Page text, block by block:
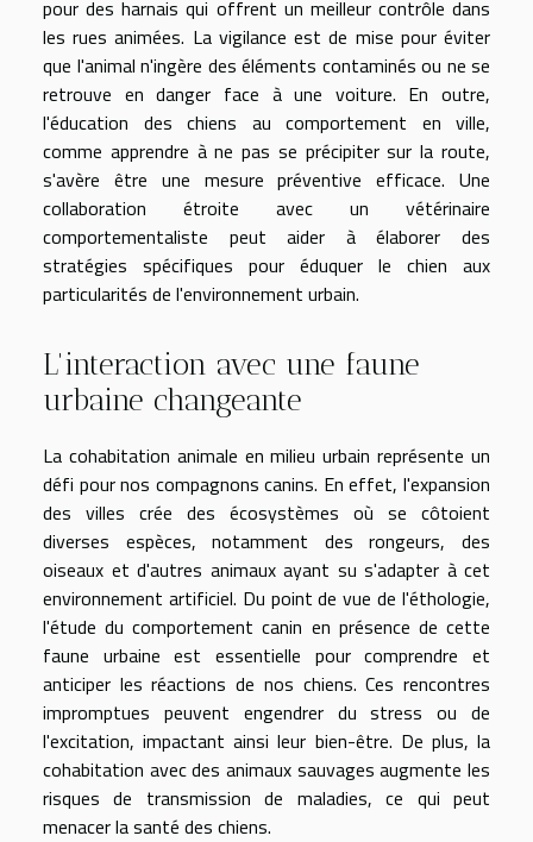
pour des harnais qui offrent un meilleur contrôle dans
les rues animées. La vigilance est de mise pour éviter
que l'animal n'ingère des éléments contaminés ou ne se
retrouve en danger face à une voiture. En outre,
l'éducation des chiens au comportement en ville,
comme apprendre à ne pas se précipiter sur la route,
s'avère être une mesure préventive efficace. Une
collaboration étroite avec un vétérinaire
comportementaliste peut aider à élaborer des
stratégies spécifiques pour éduquer le chien aux
particularités de l'environnement urbain.
L'interaction avec une faune
urbaine changeante
La cohabitation animale en milieu urbain représente un
défi pour nos compagnons canins. En effet, l'expansion
des villes crée des écosystèmes où se côtoient
diverses espèces, notamment des rongeurs, des
oiseaux et d'autres animaux ayant su s'adapter à cet
environnement artificiel. Du point de vue de l'éthologie,
l'étude du comportement canin en présence de cette
faune urbaine est essentielle pour comprendre et
anticiper les réactions de nos chiens. Ces rencontres
impromptues peuvent engendrer du stress ou de
l'excitation, impactant ainsi leur bien-être. De plus, la
cohabitation avec des animaux sauvages augmente les
risques de transmission de maladies, ce qui peut
menacer la santé des chiens.